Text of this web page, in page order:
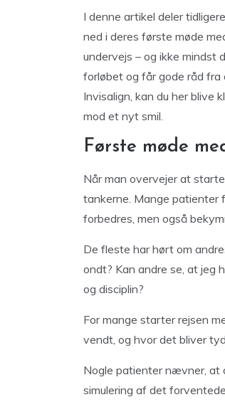
I denne artikel deler
ned i deres første møde
undervejs – og ikke mindst
forløbet og får gode råd fra
Invisalign, kan du her blive
mod et nyt smil.
Første møde
Når man overvejer at
tankerne. Mange patienter
forbedres, men også
De fleste har hørt om
ondt? Kan andre se, at jeg
og disciplin?
For mange starter rejsen
vendt, og hvor det bliver
Nogle patienter nævner, at
simulering af det